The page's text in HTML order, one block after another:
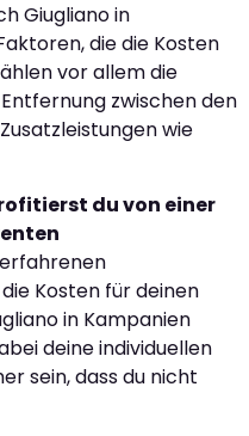
Giugliano in
die die Kosten
vor allem die
zwischen den
wie
du von einer
Kosten für deinen
in Kampanien
deine individuellen
sein, dass du nicht